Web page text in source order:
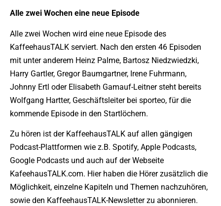
Alle zwei Wochen eine neue Episode
Alle zwei Wochen wird eine neue Episode des
KaffeehausTALK serviert. Nach den ersten 46 Episoden
mit unter anderem Heinz Palme, Bartosz Niedzwiedzki,
Harry Gartler, Gregor Baumgartner, Irene Fuhrmann,
Johnny Ertl oder Elisabeth Gamauf-Leitner steht bereits
Wolfgang Hartter, Geschäftsleiter bei sporteo, für die
kommende Episode in den Startlöchern.
Zu hören ist der KaffeehausTALK auf allen gängigen
Podcast-Plattformen wie z.B. Spotify, Apple Podcasts,
Google Podcasts und auch auf der Webseite
KafeehausTALK.com. Hier haben die Hörer zusätzlich die
Möglichkeit, einzelne Kapiteln und Themen nachzuhören,
sowie den KaffeehausTALK-Newsletter zu abonnieren.